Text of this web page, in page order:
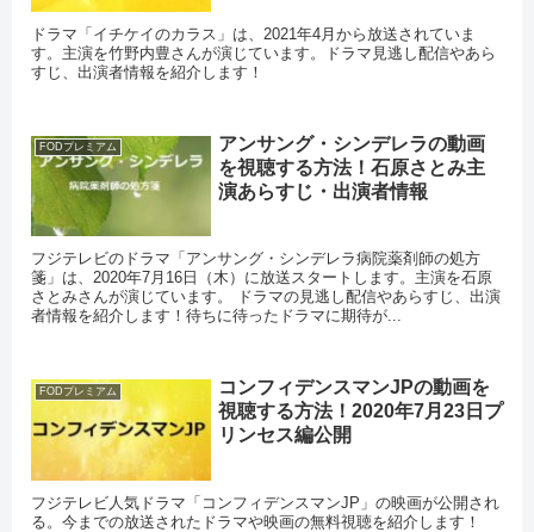
ドラマ「イチケイのカラス」は、2021年4月から放送されていま
す。主演を竹野内豊さんが演じています。ドラマ見逃し配信やあら
すじ、出演者情報を紹介します！
FODプレミアム
アンサング・シンデレラの動画
を視聴する方法！石原さとみ主
演あらすじ・出演者情報
フジテレビのドラマ「アンサング・シンデレラ病院薬剤師の処方
箋」は、2020年7月16日（木）に放送スタートします。主演を石原
さとみさんが演じています。 ドラマの見逃し配信やあらすじ、出演
者情報を紹介します！待ちに待ったドラマに期待が...
FODプレミアム
コンフィデンスマンJPの動画を
視聴する方法！2020年7月23日プ
リンセス編公開
フジテレビ人気ドラマ「コンフィデンスマンJP」の映画が公開され
る。今までの放送されたドラマや映画の無料視聴を紹介します！